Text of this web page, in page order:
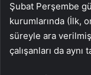
Şubat Perşembe
kurumlarında (İlk,
süreyle ara
çalışanları da